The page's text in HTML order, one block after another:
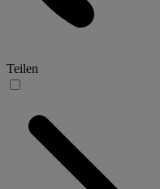
Teilen